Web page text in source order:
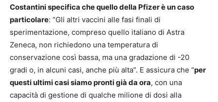
Costantini specifica che quello della Pfizer è un caso
particolare: “Gli altri vaccini alle fasi finali di
sperimentazione, compreso quello italiano di Astra
Zeneca, non richiedono una temperatura di
conservazione così bassa, ma una gradazione di -20
gradi o, in alcuni casi, anche più alta”. E assicura che “per
questi ultimi casi siamo pronti già da ora, con una
capacità di gestione di qualche milione di dosi alla